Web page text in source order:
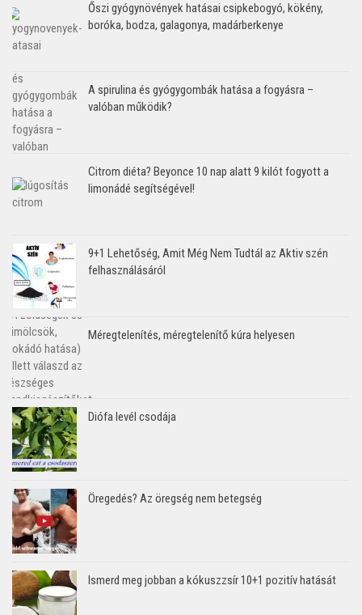
Őszi gyógynövények hatásai csipkebogyó, kökény,
boróka, bodza, galagonya, madárberkenye
A spirulina és gyógygombák hatása a fogyásra –
valóban működik?
Citrom diéta? Beyonce 10 nap alatt 9 kilót fogyott a
limonádé segítségével!
9+1 Lehetőség, Amit Még Nem Tudtál az Aktiv szén
felhasználásáról
Méregtelenítés, méregtelenítő kúra helyesen
Diófa levél csodája
Öregedés? Az öregség nem betegség
Ismerd meg jobban a kókuszzsír 10+1 pozitív hatását